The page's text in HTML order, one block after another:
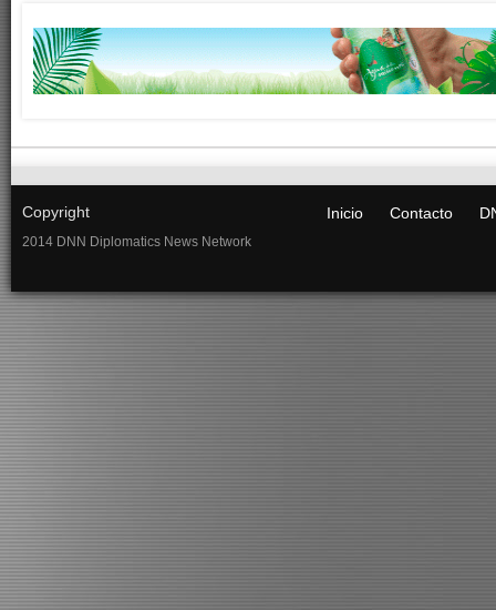
Copyright
2014 DNN Diplomatics News Network
Inicio Contacto